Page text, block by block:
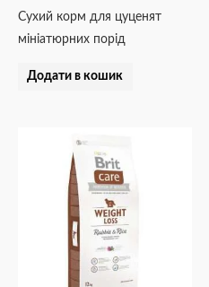
Сухий корм для цуценят
мініатюрних порід
Додати в кошик